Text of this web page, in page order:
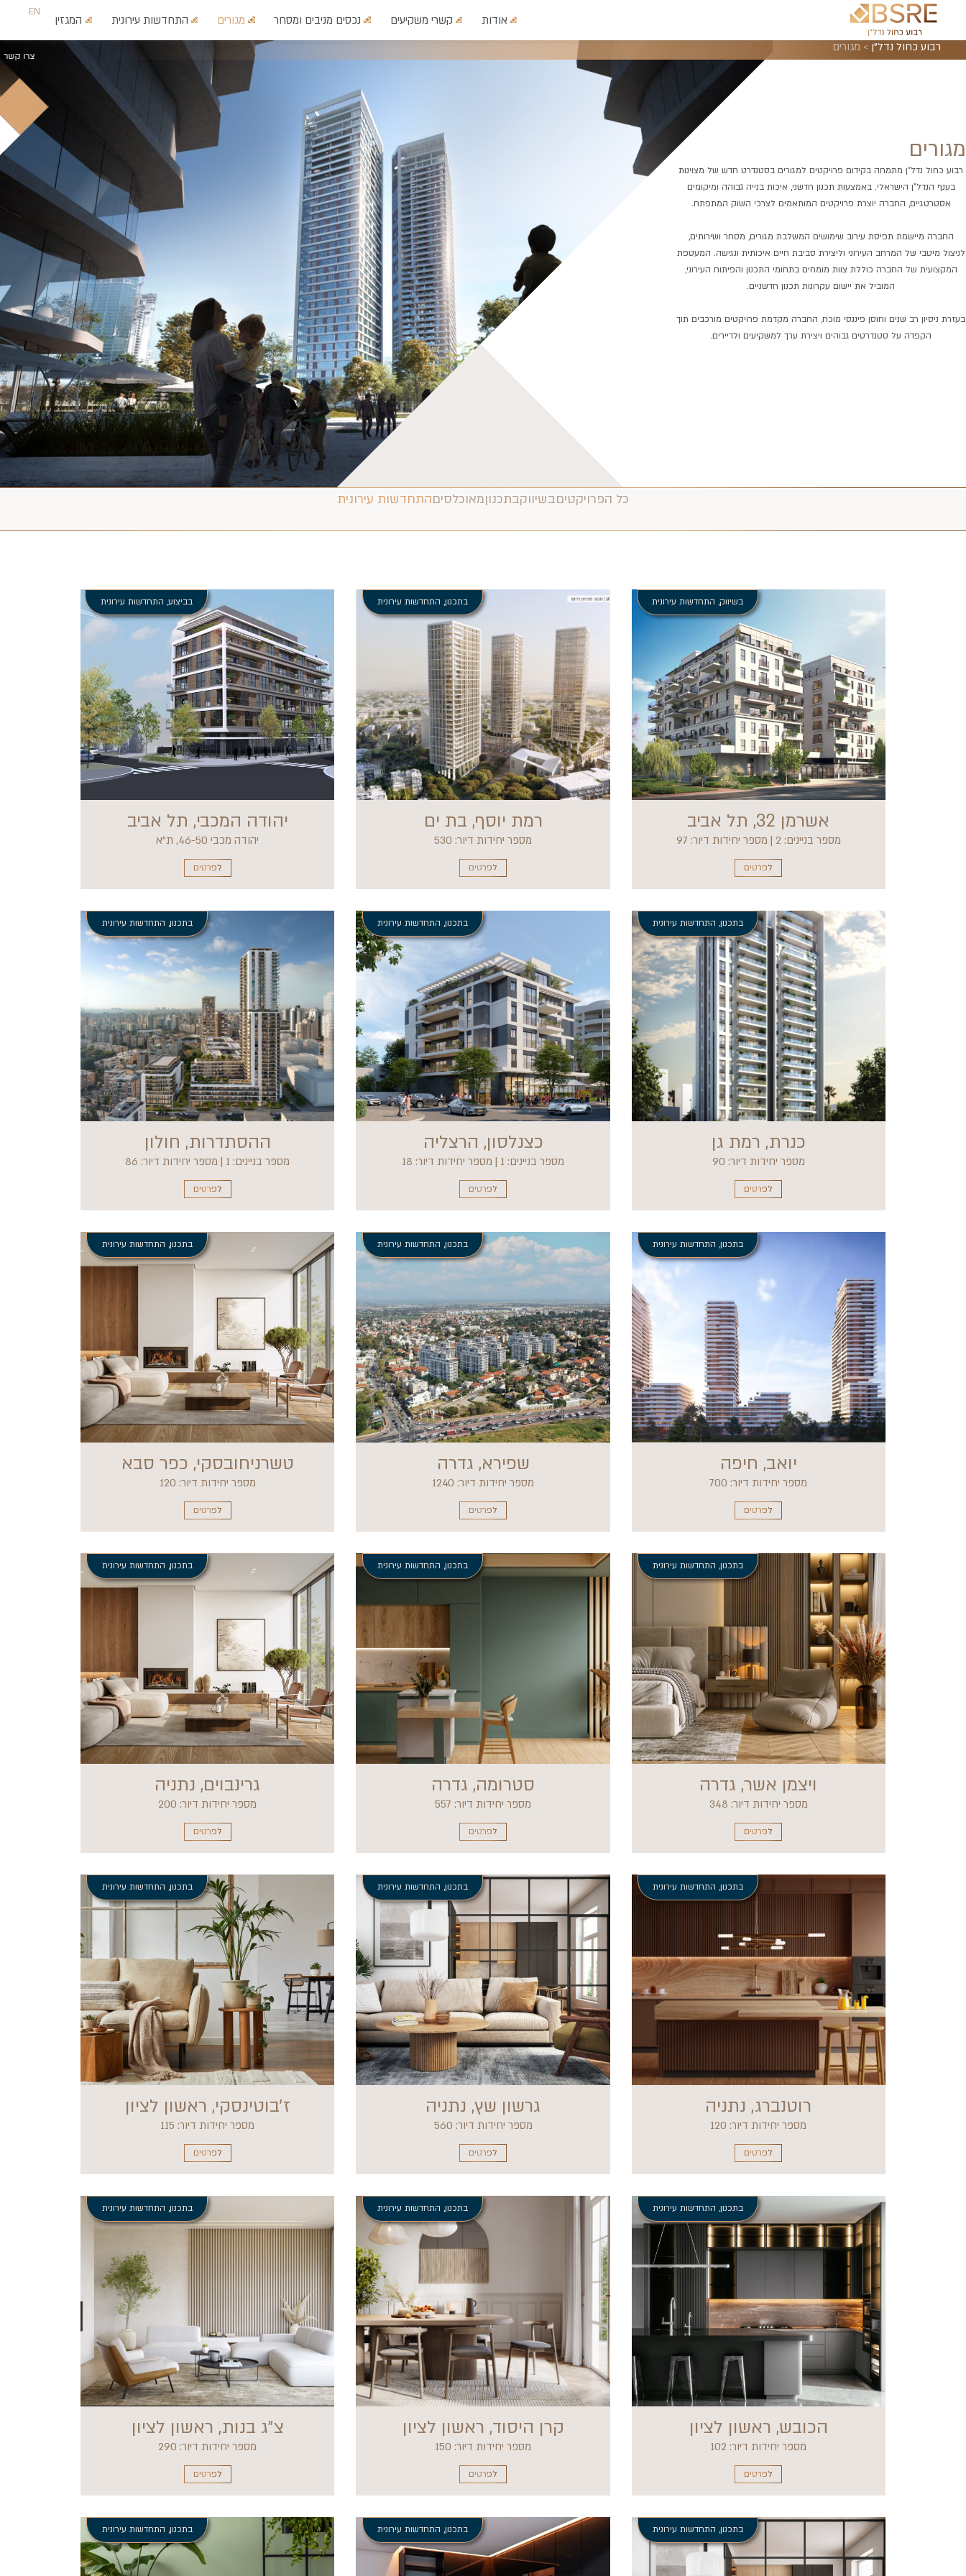
EN
אודות קשרי משקיעים נכסים מניבים ומסחר מגורים התחדשות עירונית
המגזין
רבוע כחול נדל"ן > מגורים
מגורים
רבוע כחול נדל"ן מתמחה בקידום פרויקטים למגורים בסטנדרט חדש של מצוינות
בענף הנדל"ן הישראלי. באמצעות תכנון חדשני, איכות בנייה גבוהה ומיקומים
אסטרטגיים, החברה יוצרת פרויקטים המותאמים לצרכי השוק המתפתח.
החברה מיישמת תפיסת עירוב שימושים המשלבת מגורים, מסחר ושירותים,
לניצול מיטבי של המרחב העירוני וליצירת סביבת חיים איכותית ונגישה. המעטפת
המקצועית של החברה כוללת צוות מומחים בתחומי התכנון והפיתוח העירוני,
המוביל את יישום עקרונות תכנון חדשניים.
בעזרת ניסיון רב שנים וחוסן פיננסי מוכח, החברה מקדמת פרויקטים מורכבים תוך
הקפדה על סטנדרטים גבוהים ויצירת ערך למשקיעים ולדיירים.
כל הפרויקטיםבשיווקבתכנוןמאוכלסיםהתחדשות עירונית
בשיווק, התחדשות עירונית
אשרמן 32, תל אביב
מספר בניינים: 2 | מספר יחידות דיור: 97
לפרטים
בתכנון, התחדשות עירונית
רמת יוסף, בת ים
מספר יחידות דיור: 530
לפרטים
בביצוע, התחדשות עירונית
יהודה המכבי, תל אביב
יהודה מכבי 46-50, ת"א
לפרטים
בתכנון, התחדשות עירונית
כנרת, רמת גן
מספר יחידות דיור: 90
לפרטים
בתכנון, התחדשות עירונית
כצנלסון, הרצליה
מספר בניינים: 1 | מספר יחידות דיור: 18
לפרטים
בתכנון, התחדשות עירונית
ההסתדרות, חולון
מספר בניינים: 1 | מספר יחידות דיור: 86
לפרטים
בתכנון, התחדשות עירונית
יואב, חיפה
מספר יחידות דיור: 700
לפרטים
בתכנון, התחדשות עירונית
שפירא, גדרה
מספר יחידות דיור: 1240
לפרטים
בתכנון, התחדשות עירונית
טשרניחובסקי, כפר סבא
מספר יחידות דיור: 120
לפרטים
בתכנון, התחדשות עירונית
ויצמן אשר, גדרה
מספר יחידות דיור: 348
לפרטים
בתכנון, התחדשות עירונית
סטרומה, גדרה
מספר יחידות דיור: 557
לפרטים
בתכנון, התחדשות עירונית
גרינבוים, נתניה
מספר יחידות דיור: 200
לפרטים
בתכנון, התחדשות עירונית
רוטנברג, נתניה
מספר יחידות דיור: 120
לפרטים
בתכנון, התחדשות עירונית
גרשון שץ, נתניה
מספר יחידות דיור: 560
לפרטים
בתכנון, התחדשות עירונית
ז׳בוטינסקי, ראשון לציון
מספר יחידות דיור: 115
לפרטים
בתכנון, התחדשות עירונית
הכובש, ראשון לציון
מספר יחידות דיור: 102
לפרטים
בתכנון, התחדשות עירונית
קרן היסוד, ראשון לציון
מספר יחידות דיור: 150
לפרטים
בתכנון, התחדשות עירונית
צ״ג בנות, ראשון לציון
מספר יחידות דיור: 290
לפרטים
בתכנון, התחדשות עירונית בתכנון, התחדשות עירונית בתכנון, התחדשות עירונית
צרו קשר